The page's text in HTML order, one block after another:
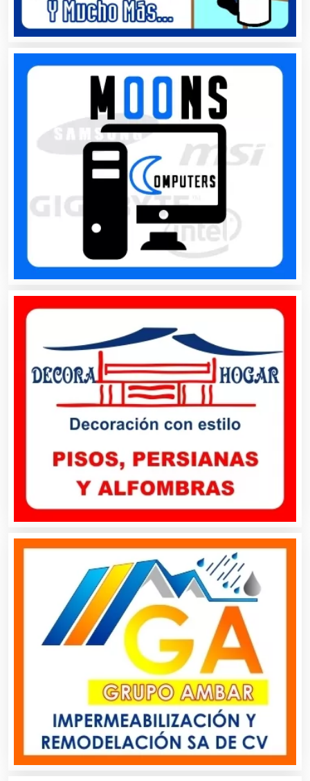
Artículos de Piel
Artículos Deportivos
Artículos Importados
Artículos para el Hogar
Artículos para Regalos
Artículos Personales
Artículos Publicitarios
Aseguradoras
Asesores Técnicos
Asociaciones Civiles
Asociaciones Empresariales
Audio, Sonido e Iluminación
Audios para Eventos